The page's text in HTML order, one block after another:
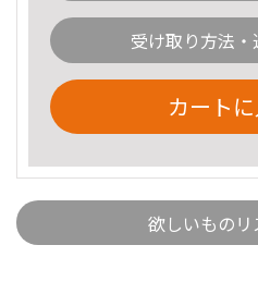
受け取り方法
カート
欲しいもの